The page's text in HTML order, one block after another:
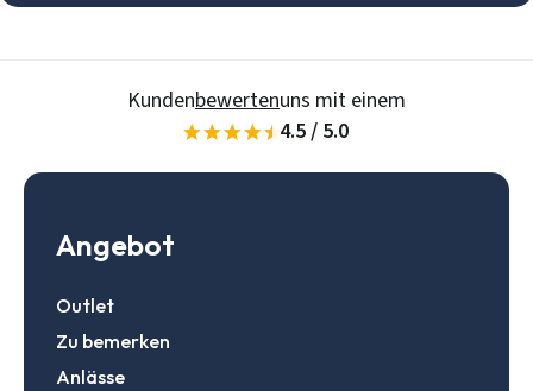
Kundenbewertenuns mit einem
4.5 / 5.0
Angebot
Outlet
Zu bemerken
Anlässe
Daten speichern